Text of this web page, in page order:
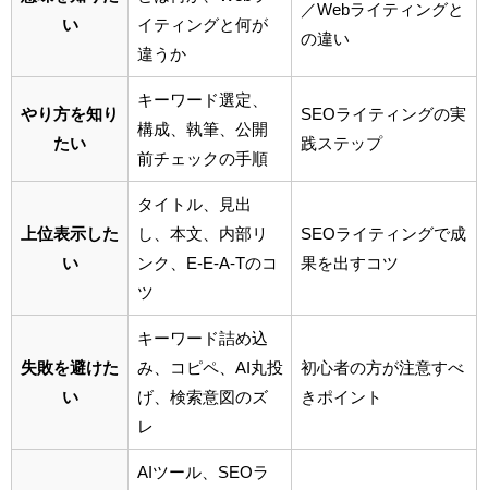
い
イティングと何が
違うか
／Webライティングと
の違い
やり方を知り
たい
キーワード選定、
構成、執筆、公開
前チェックの手順
SEOライティングの実
践ステップ
上位表示した
い
タイトル、見出
し、本文、内部リ
ンク、E-E-A-Tのコ
ツ
SEOライティングで成
果を出すコツ
失敗を避けた
い
キーワード詰め込
み、コピペ、AI丸投
げ、検索意図のズ
レ
初心者の方が注意すべ
きポイント
AIツール、SEOラ